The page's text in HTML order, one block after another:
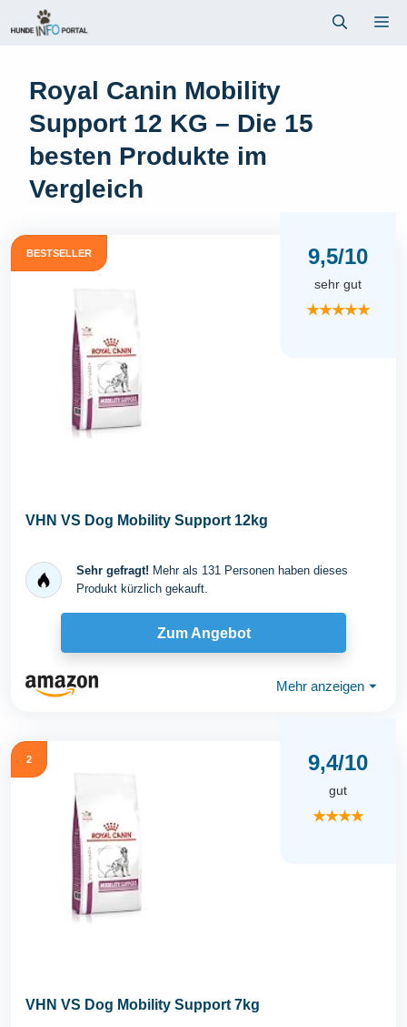
Inhalt
Royal Canin Mobility
Support 12 KG – Die 15
besten Produkte im
Vergleich
BESTSELLER 9,5/10
sehr gut
★★★★★
VHN VS Dog Mobility Support 12kg
Sehr gefragt! Mehr als 131 Personen haben dieses
Produkt kürzlich gekauft.
Zum Angebot
Mehr anzeigen ⏷
2 9,4/10
gut
★★★★
VHN VS Dog Mobility Support 7kg